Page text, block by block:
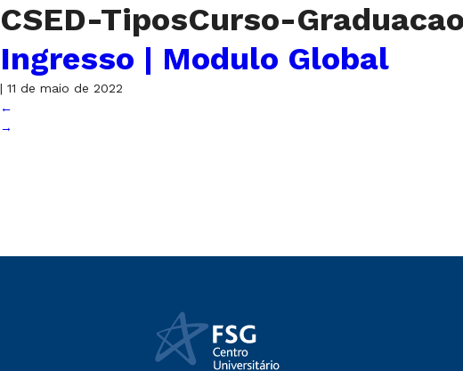
CSED-TiposCurso-
Ingresso | Modulo Global
| 11 de maio de 2022
←
→